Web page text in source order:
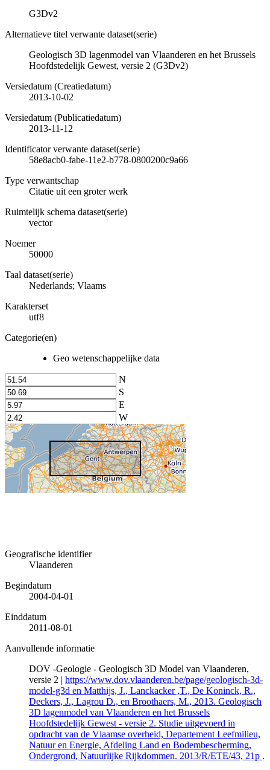
G3Dv2
Alternatieve titel verwante dataset(serie)
Geologisch 3D lagenmodel van Vlaanderen en het Brussels
Hoofdstedelijk Gewest, versie 2 (G3Dv2)
Versiedatum (Creatiedatum)
2013-10-02
Versiedatum (Publicatiedatum)
2013-11-12
Identificator verwante dataset(serie)
58e8acb0-fabe-11e2-b778-0800200c9a66
Type verwantschap
Citatie uit een groter werk
Ruimtelijk schema dataset(serie)
vector
Noemer
50000
Taal dataset(serie)
Nederlands; Vlaams
Karakterset
utf8
Categorie(en)
Geo wetenschappelijke data
N
S
E
W
Geografische identifier
Vlaanderen
Begindatum
2004-04-01
Einddatum
2011-08-01
Aanvullende informatie
DOV -Geologie - Geologisch 3D Model van Vlaanderen,
versie 2 | https://www.dov.vlaanderen.be/page/geologisch-3d-
model-g3d en Matthijs, J., Lanckacker ,T., De Koninck, R.,
Deckers, J., Lagrou D., en Broothaers, M., 2013. Geologisch
3D lagenmodel van Vlaanderen en het Brussels
Hoofdstedelijk Gewest - versie 2. Studie uitgevoerd in
opdracht van de Vlaamse overheid, Departement Leefmilieu,
Natuur en Energie, Afdeling Land en Bodembescherming,
Ondergrond, Natuurlijke Rijkdommen. 2013/R/ETE/43, 21p .